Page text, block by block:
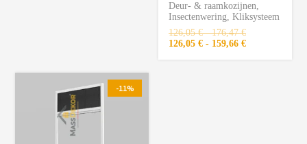
Deur- & raamkozijnen,
Insectenwering, Kliksysteem
126,05€ - 176,47€
126,05 € - 159,66 €
-11%